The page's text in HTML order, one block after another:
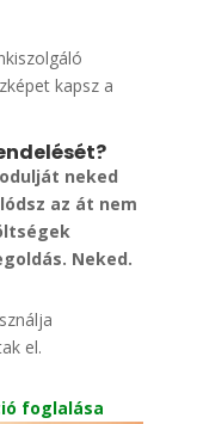
kapsz a
neked
az át nem
Neked.
el.
foglalása